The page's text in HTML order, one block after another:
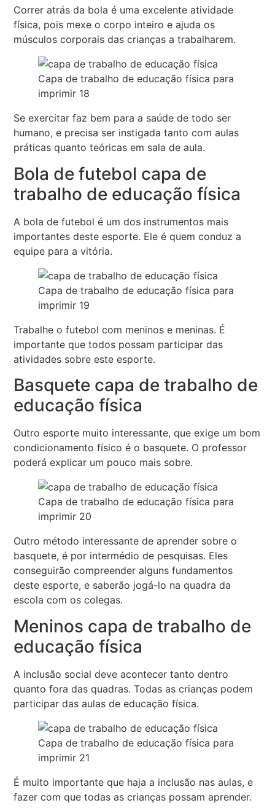
Correr atrás da bola é uma excelente atividade
física, pois mexe o corpo inteiro e ajuda os
músculos corporais das crianças a trabalharem.
Capa de trabalho de educação física para
imprimir 18
Se exercitar faz bem para a saúde de todo ser
humano, e precisa ser instigada tanto com aulas
práticas quanto teóricas em sala de aula.
Bola de futebol capa de
trabalho de educação física
A bola de futebol é um dos instrumentos mais
importantes deste esporte. Ele é quem conduz a
equipe para a vitória.
Capa de trabalho de educação física para
imprimir 19
Trabalhe o futebol com meninos e meninas. É
importante que todos possam participar das
atividades sobre este esporte.
Basquete capa de trabalho de
educação física
Outro esporte muito interessante, que exige um bom
condicionamento físico é o basquete. O professor
poderá explicar um pouco mais sobre.
Capa de trabalho de educação física para
imprimir 20
Outro método interessante de aprender sobre o
basquete, é por intermédio de pesquisas. Eles
conseguirão compreender alguns fundamentos
deste esporte, e saberão jogá-lo na quadra da
escola com os colegas.
Meninos capa de trabalho de
educação física
A inclusão social deve acontecer tanto dentro
quanto fora das quadras. Todas as crianças podem
participar das aulas de educação física.
Capa de trabalho de educação física para
imprimir 21
É muito importante que haja a inclusão nas aulas, e
fazer com que todas as crianças possam aprender.